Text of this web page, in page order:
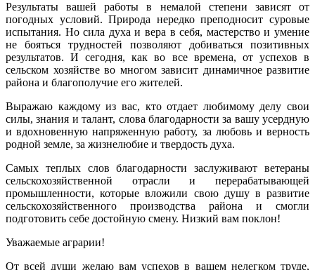
Результаты вашей работы в немалой степени зависят от
погодных условий. Природа нередко преподносит суровые
испытания. Но сила духа и вера в себя, мастерство и умение
не бояться трудностей позволяют добиваться позитивных
результатов. И сегодня, как во все времена, от успехов в
сельском хозяйстве во многом зависит динамичное развитие
района и благополучие его жителей.
Выражаю каждому из вас, кто отдает любимому делу свои
силы, знания и талант, слова благодарности за вашу усердную
и вдохновенную напряженную работу, за любовь и верность
родной земле, за жизнелюбие и твердость духа.
Самых теплых слов благодарности заслуживают ветераны
сельскохозяйственной отрасли и перерабатывающей
промышленности, которые вложили свою душу в развитие
сельскохозяйственного производства района и смогли
подготовить себе достойную смену. Низкий вам поклон!
Уважаемые аграрии!
От всей души желаю вам успехов в вашем нелегком труде,